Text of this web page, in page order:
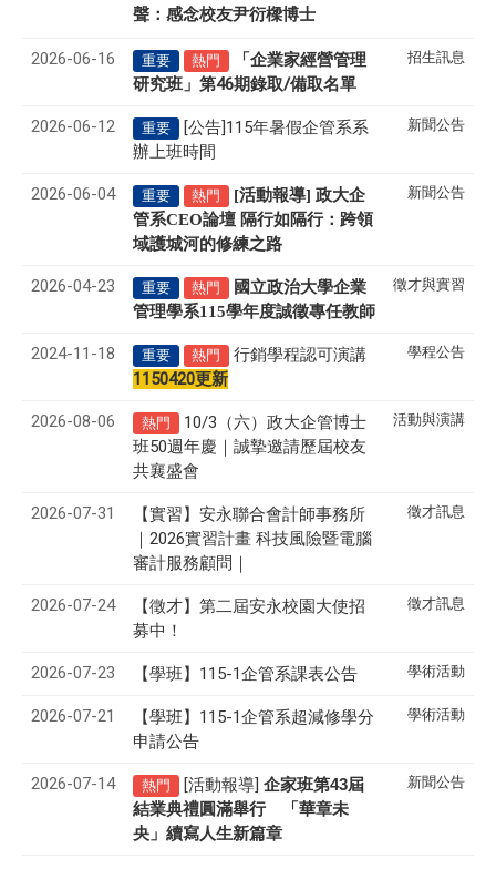
聲 ： 感念校友尹衍樑博士
2026-06-16 重要 熱門
「企業家經營管理
研究班」第46期錄取/備取名單
招生訊息
2026-06-12 重要
[公告]115年暑假企管系系
辦上班時間
新聞公告
2026-06-04 重要 熱門
[活動報導] 政大企
管系CEO論壇 隔行如隔行：跨領
域護城河的修練之路
新聞公告
2026-04-23 重要 熱門
國立政治大學企業
管理學系115學年度誠徵專任教師
徵才與實習
2024-11-18 重要 熱門
行銷學程認可演講
1150420更新
學程公告
2026-08-06 熱門
10/3（六）政大企管博士
班50週年慶｜誠摯邀請歷屆校友
共襄盛會
活動與演講
2026-07-31
【實習】安永聯合會計師事務所
｜2026實習計畫 科技風險暨電腦
審計服務顧問｜
徵才訊息
2026-07-24 【徵才】 第二屆安永校園大使招
募中！
徵才訊息
2026-07-23 【學班】115-1企管系課表公告 學術活動
2026-07-21
【學班】115-1企管系超減修學分
申請公告
學術活動
2026-07-14 熱門 [活動報導] 企家班第43屆
結業典禮圓滿舉行 「華章未
央」續寫人生新篇章
新聞公告